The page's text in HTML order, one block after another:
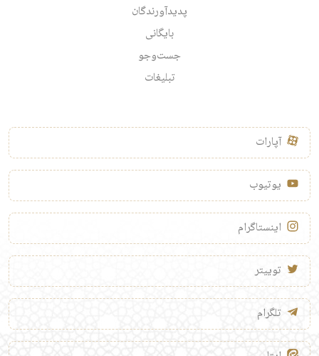
پدیدآورندگان
بایگانی
جست‌وجو
تبلیغات
آپارات
یوتیوب
اینستاگرام
توییتر
تلگرام